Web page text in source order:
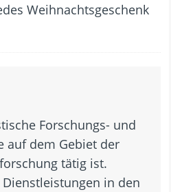
Weihnachtsgeschenk
Forschungs- und
auf dem Gebiet der
tätig ist.
in den